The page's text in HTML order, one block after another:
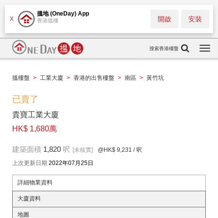
X
搵地 (OneDay) App
香港搵樓 安裝
開啟
搜索香港樓盤
搵樓盤 > 工業大廈 > 香港的出售樓盤 > 南區 > 黃竹坑
已賣了
貴寶工業大廈
HK$ 1,680萬
建築面積 1,820 呎 [未核實] @HK$ 9,231 / 呎
上次更新日期 2022年07月25日
詳細物業資料
大廈資料
地圖